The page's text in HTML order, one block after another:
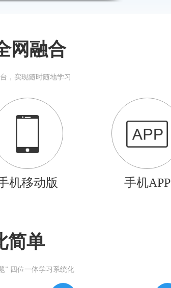
网融合
，实现随时随地学习
机移动版 手机APP
简单
” 四位一体学习系统化